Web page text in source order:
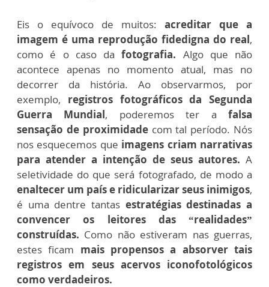
Eis o equívoco de muitos: acreditar que a
imagem é uma reprodução fidedigna do real,
como é o caso da fotografia. Algo que não
acontece apenas no momento atual, mas no
decorrer da história. Ao observarmos, por
exemplo, registros fotográficos da Segunda
Guerra Mundial, poderemos ter afalsa
sensação de proximidadecom tal período. Nós
nos esquecemos que imagens criam narrativas
para atender a intenção de seus autores. A
seletividade do que será fotografado, de modo a
enaltecer um país e ridicularizar seus inimigos,
é uma dentre tantas estratégias destinadas a
convencer os leitores das “realidades”
construídas. Como não estiveram nas guerras,
estes ficam mais propensos a absorver tais
registros em seus acervos iconofotológicos
como verdadeiros.